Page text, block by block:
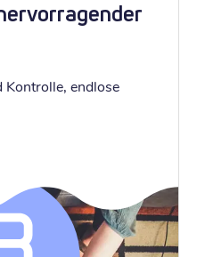
Kontrolle, endlose